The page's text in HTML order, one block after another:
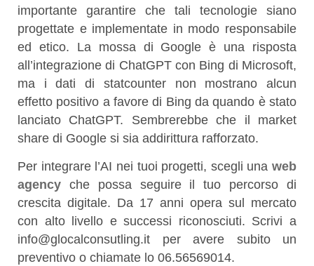
importante garantire che tali tecnologie siano
progettate e implementate in modo responsabile
ed etico. La mossa di Google è una risposta
all’integrazione di ChatGPT con Bing di Microsoft,
ma i dati di statcounter non mostrano alcun
effetto positivo a favore di Bing da quando è stato
lanciato ChatGPT. Sembrerebbe che il market
share di Google si sia addirittura rafforzato.
Per integrare l’AI nei tuoi progetti, scegli una web
agency che possa seguire il tuo percorso di
crescita digitale. Da 17 anni opera sul mercato
con alto livello e successi riconosciuti. Scrivi a
info@glocalconsutling.it per avere subito un
preventivo o chiamate lo 06.56569014.